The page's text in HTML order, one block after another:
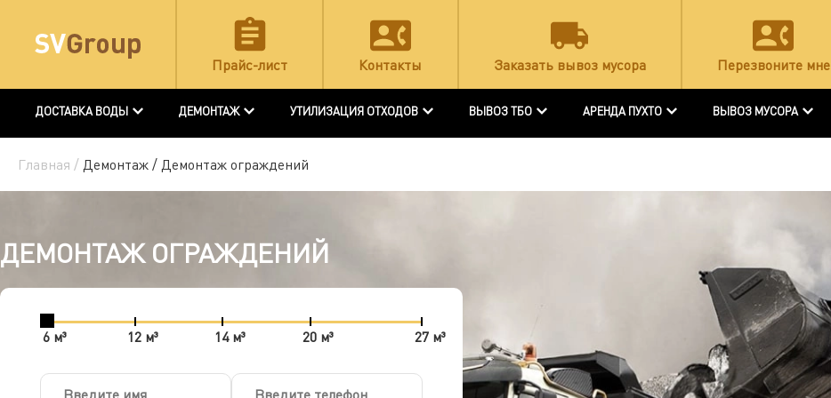
Прайс-лист Контакты Заказать вывоз мусора Перезвоните мне
ДОСТАВКА ВОДЫ ДЕМОНТАЖ УТИЛИЗАЦИЯ ОТХОДОВ ВЫВОЗ ТБО АРЕНДА ПУХТО ВЫВОЗ МУСОРА
Главная / Демонтаж / Демонтаж ограждений
ДЕМОНТАЖ ОГРАЖДЕНИЙ
6 м³ 12 м³ 14 м³ 20 м³ 27 м³